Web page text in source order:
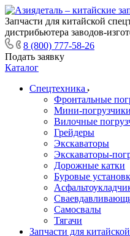
Запчасти для китайской
дистрибьютера заводов-
8 (800) 777-58-26
Подать заявку
Каталог
Спецтехника
Фронтальные
Мини-погрузчики
Вилочные
Грейдеры
Экскаваторы
Экскаваторы-
Дорожные катки
Буровые
Самосвалы
Тягачи
Запчасти для